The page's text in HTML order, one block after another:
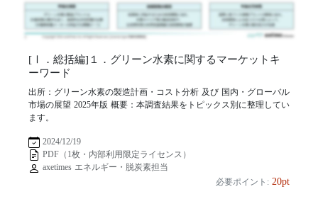
[Ⅰ．総括編]１．グリーン水素に関するマーケットキ
ーワード
出所：グリーン水素の製造計画・コスト分析 及び 国内・グローバル
市場の展望 2025年版 概要：本調査結果をトピックス別に整理してい
ます。
2024/12/19
PDF（1枚・内部利用限定ライセンス）
axetimes エネルギー・脱炭素担当
必要ポイント: 20pt